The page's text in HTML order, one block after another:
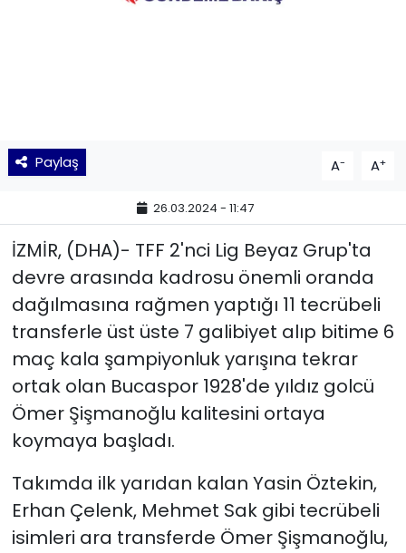
Paylaş A- A+
26.03.2024 - 11:47
İZMİR, (DHA)- TFF 2'nci Lig Beyaz Grup'ta
devre arasında kadrosu önemli oranda
dağılmasına rağmen yaptığı 11 tecrübeli
transferle üst üste 7 galibiyet alıp bitime 6
maç kala şampiyonluk yarışına tekrar
ortak olan Bucaspor 1928'de yıldız golcü
Ömer Şişmanoğlu kalitesini ortaya
koymaya başladı.
Takımda ilk yarıdan kalan Yasin Öztekin,
Erhan Çelenk, Mehmet Sak gibi tecrübeli
isimleri ara transferde Ömer Şişmanoğlu,
SAĞLIK
SPOR
TEKNOLOJİ
Yaşam
YEREL POLİTİKA
YEREL YÖNETİMLER
Yurt